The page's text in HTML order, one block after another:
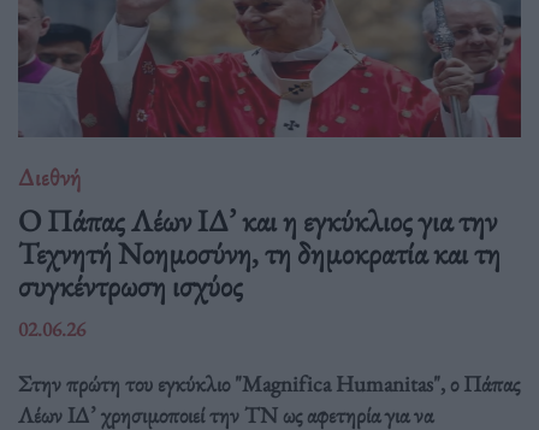
Διεθνή
Ο Πάπας Λέων ΙΔ’ και η εγκύκλιος για την
Τεχνητή Νοημοσύνη, τη δημοκρατία και τη
συγκέντρωση ισχύος
02.06.26
Στην πρώτη του εγκύκλιο "Magnifica Humanitas", ο Πάπας
Λέων ΙΔ’ χρησιμοποιεί την ΤΝ ως αφετηρία για να